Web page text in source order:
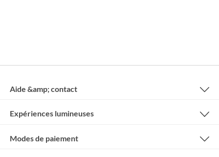
Aide &amp; contact
Expériences lumineuses
Modes de paiement